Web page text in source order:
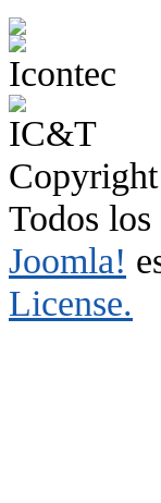
Todos los
Joomla!
License.